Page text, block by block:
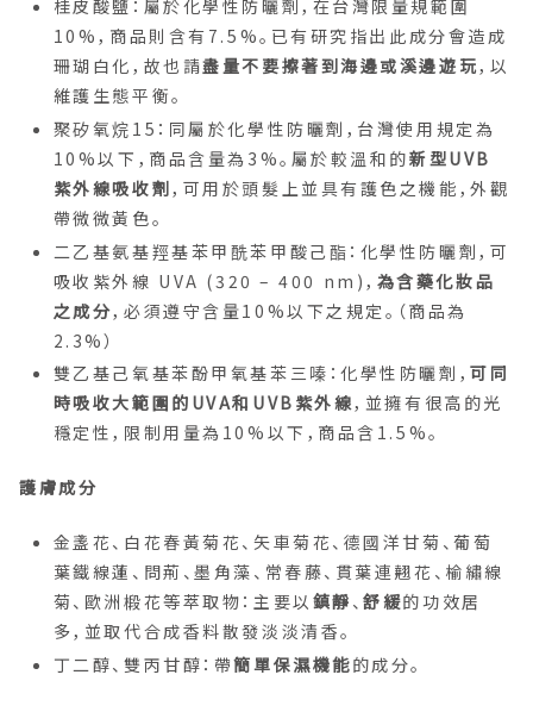
桂皮酸鹽：屬於化學性防曬劑，在台灣限量規範圍
10%，商品則含有7.5%。已有研究指出此成分會造成
珊瑚白化，故也請盡量不要擦著到海邊或溪邊遊玩，以
維護生態平衡。
聚矽氧烷15：同屬於化學性防曬劑，台灣使用規定為
10%以下，商品含量為3%。屬於較溫和的新型UVB
紫外線吸收劑，可用於頭髮上並具有護色之機能，外觀
帶微微黃色。
二乙基氨基羥基苯甲酰苯甲酸己酯：化學性防曬劑，可
吸收紫外線 UVA (320 – 400 nm)， 為含藥化妝品
之成分，必須遵守含量10%以下之規定。（商品為
2.3%）
雙乙基己氧基苯酚甲氧基苯三嗪：化學性防曬劑，可同
時吸收大範圍的UVA和UVB紫外線，並擁有很高的光
穩定性，限制用量為10%以下，商品含1.5%。
護膚成分
金盞花、白花春黃菊花、矢車菊花、德國洋甘菊、葡萄
葉鐵線蓮、問荊、墨角藻、常春藤、貫葉連翹花、榆繡線
菊、歐洲椴花等萃取物：主要以 鎮靜 、舒緩的功效居
多，並取代合成香料散發淡淡清香。
丁二醇、雙丙甘醇：帶簡單保濕機能的成分。